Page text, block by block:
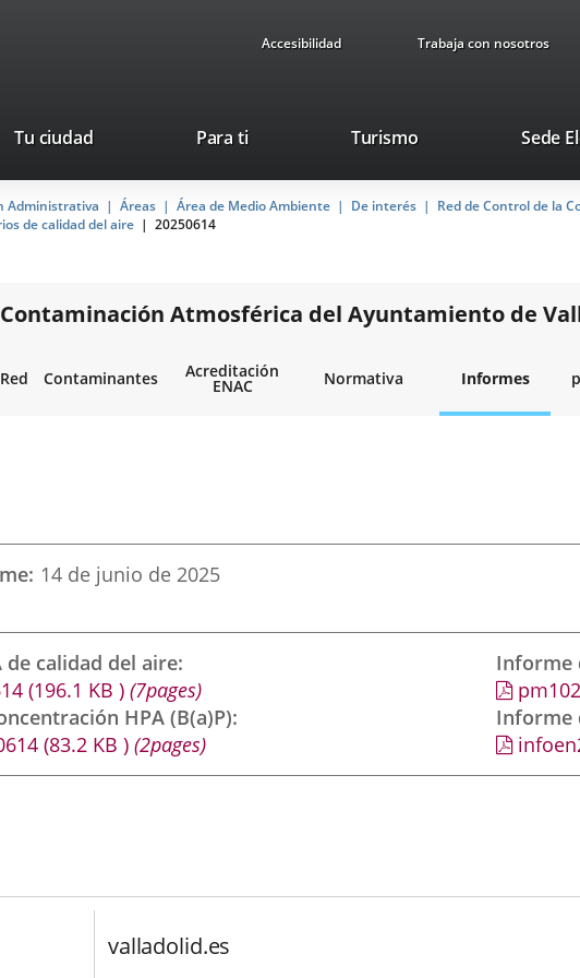
Accesibilidad Trabaja con nosotros
Tu ciudad Para ti TurismoEste
se
abrirá
nueva.
Sede
Administrativa Áreas Área de Medio Ambiente De interés
Red de Control de la
de calidad del aire 20250614
Atmosférica del Ayuntamiento de
Contaminantes Acreditación
ENAC Normativa Informes
14 de junio de 2025
de calidad del aire
(196.1 KB )(7pages)
HPA (B(a)P)
(83.2 KB )(2pages)
Informe
Informe
valladolid.es